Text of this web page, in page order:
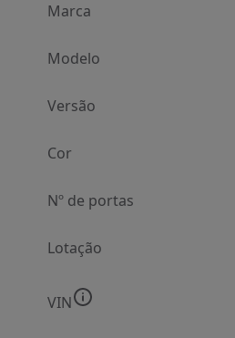
Marca
Modelo
Versão
Cor
Nº de portas
Lotação
VIN